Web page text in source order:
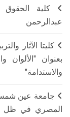
كلية
عبدالرحمن
كليتا الآثار
بعنوان
والاستدامة"
جامعة عين شمس
المصري في ظل